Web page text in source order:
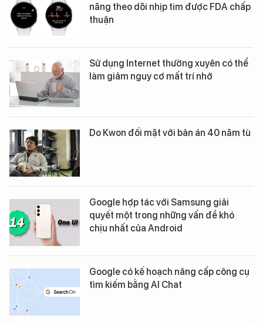
năng theo dõi nhịp tim được FDA chấp
thuận
Sử dụng Internet thường xuyên có thể
làm giảm nguy cơ mất trí nhớ
Do Kwon đối mặt với bản án 40 năm tù
Google hợp tác với Samsung giải
quyết một trong những vấn đề khó
chịu nhất của Android
Google có kế hoạch nâng cấp công cụ
tìm kiếm bằng AI Chat